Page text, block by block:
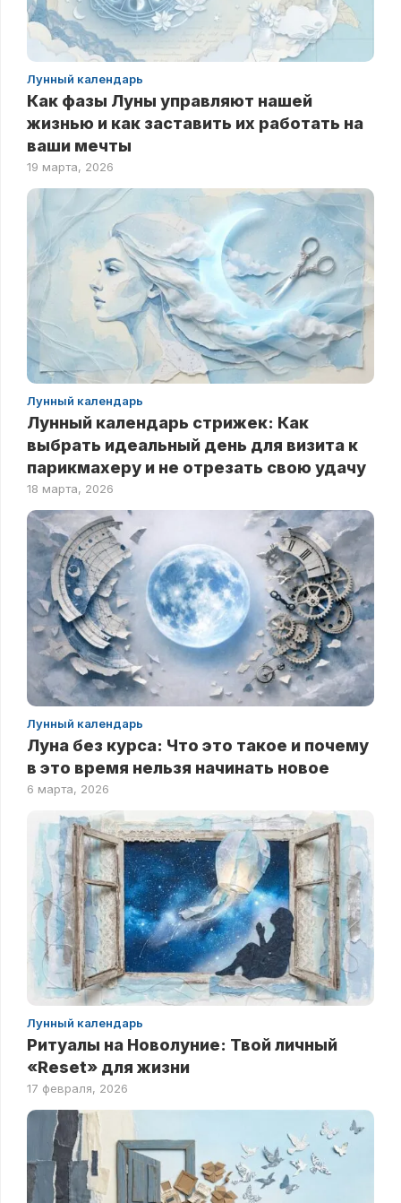
Лунный календарь
Как фазы Луны управляют нашей
жизнью и как заставить их работать на
ваши мечты
19 марта, 2026
Лунный календарь
Лунный календарь стрижек: Как
выбрать идеальный день для визита к
парикмахеру и не отрезать свою удачу
18 марта, 2026
Лунный календарь
Луна без курса: Что это такое и почему
в это время нельзя начинать новое
6 марта, 2026
Лунный календарь
Ритуалы на Новолуние: Твой личный
«Reset» для жизни
17 февраля, 2026